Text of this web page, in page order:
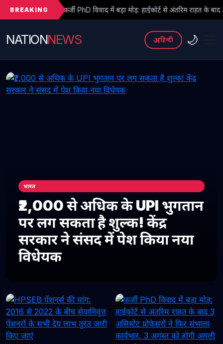
BREAKING
PhD विवाद में बड़ा मोड़: हाईकोर्ट से अंतरिम राहत के बाद 3 असिस्टेंट प्रोफेसरों ने
NATIONNEWS अहिन्दी 🌙
भारत
₹2,000 से अधिक के UPI भुगतान
पर लग सकता है शुल्क! केंद्र
सरकार ने संसद में पेश किया नया
विधेयक